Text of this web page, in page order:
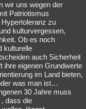
wir uns wegen der
Patriotismus
zu
kulturvergessen,
Ob es noch
kulturelle
auch Sicherheit
ihre eigenen Grundwerte
im Land bieten,
was man ist…
30 Jahre muss
dass die